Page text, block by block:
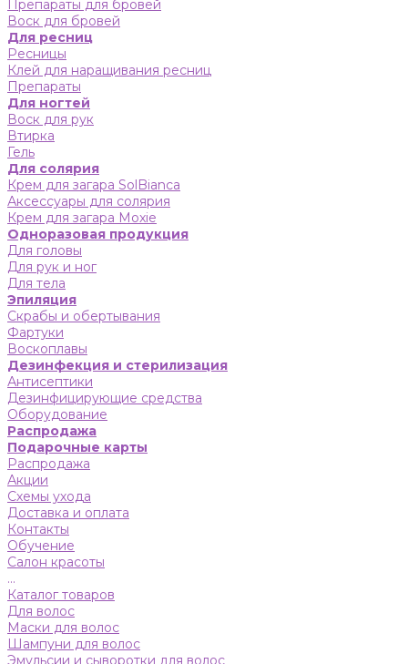
Препараты для бровей
Воск для бровей
Для ресниц
Ресницы
Клей для наращивания ресниц
Препараты
Для ногтей
Воск для рук
Втирка
Гель
Для солярия
Крем для загара SolBianca
Аксессуары для солярия
Крем для загара Moxie
Одноразовая продукция
Для головы
Для рук и ног
Для тела
Эпиляция
Скрабы и обертывания
Фартуки
Воскоплавы
Дезинфекция и стерилизация
Антисептики
Дезинфицирующие средства
Оборудование
Распродажа
Подарочные карты
Распродажа
Акции
Схемы ухода
Доставка и оплата
Контакты
Обучение
Салон красоты
...
Каталог товаров
Для волос
Маски для волос
Шампуни для волос
Эмульсии и сыворотки для волос